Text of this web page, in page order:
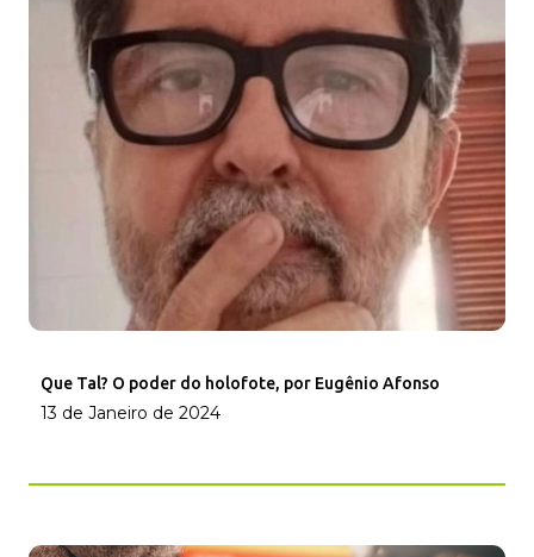
Que Tal? O poder do holofote, por Eugênio Afonso
13 de Janeiro de 2024